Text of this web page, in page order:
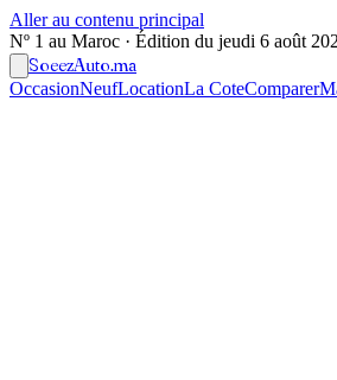
Aller au contenu principal
Nº 1 au Maroc · Édition du jeudi 6 août
SoeezAuto.ma
OccasionNeufLocationLa CoteComparer